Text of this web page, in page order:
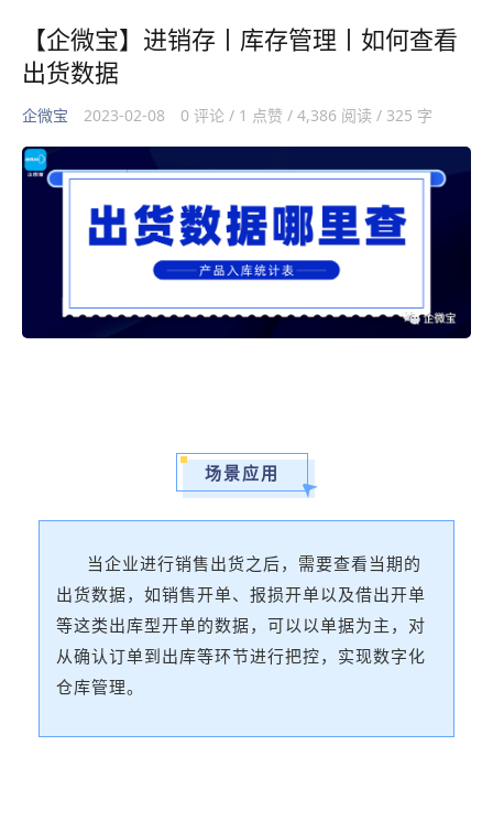
【企微宝】进销存丨库存管理丨如何查看
出货数据
企微宝 2023-02-08 0 评论 / 1 点赞 / 4,386 阅读 / 325 字
场景应用
当企业进行销售出货之后，需要查看当期的
出货数据，如销售开单、报损开单以及借出开单
等这类出库型开单的数据，可以以单据为主，对
从确认订单到出库等环节进行把控，实现数字化
仓库管理。